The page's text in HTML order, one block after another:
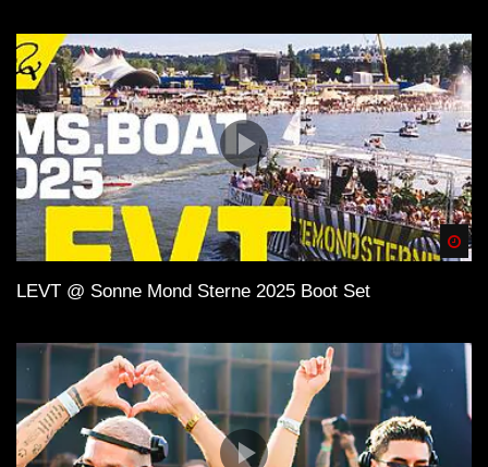
LEVT @ Sonne Mond Sterne 2025 Boot Set